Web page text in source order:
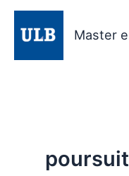
Aller
contenu
Master